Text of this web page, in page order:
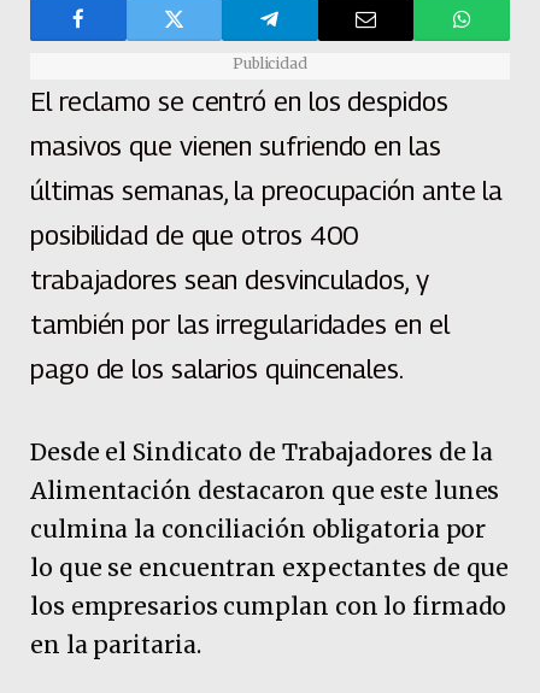
Publicidad
El reclamo se centró en los despidos
masivos que vienen sufriendo en las
últimas semanas, la preocupación ante la
posibilidad de que otros 400
trabajadores sean desvinculados, y
también por las irregularidades en el
pago de los salarios quincenales.
Desde el Sindicato de Trabajadores de la
Alimentación destacaron que este lunes
culmina la conciliación obligatoria por
lo que se encuentran expectantes de que
los empresarios cumplan con lo firmado
en la paritaria.